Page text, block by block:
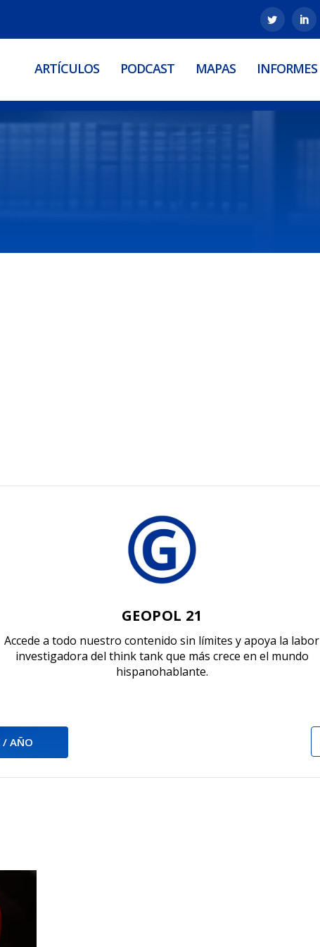
ARTÍCULOS PODCAST MAPAS INFORMES
GEOPOL 21
Accede a todo nuestro contenido sin límites y apoya la labor
investigadora del think tank que más crece en el mundo
hispanohablante.
/ AÑO